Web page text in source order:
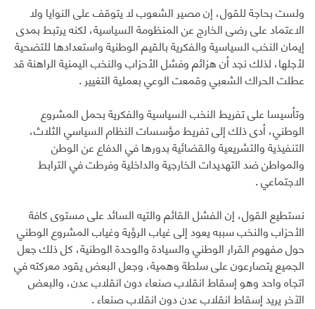
ولست بحاجة للقول، إن مصير الشعوب لا يتوقف على النوايا ولا
الاعتماد على رضى الخارج عن المنظومة السياسية، لكنه يرتبط بمدى
إيمان النخب السياسية والفكرية بالقيم الوطنية واستعدادها للتضحية
لأجلها، لذلك نجد أن هزائم وفشل الأحزاب والنخب اليمنية الراهنة قد
عطلت الحراك الشعبي وقمعت الوعي بعملية التغيير .
وتأسيسا على تفريط النخب السياسية والفكرية بحمل المشروع
الوطني، أدى ذلك إلى تفريط مؤسسات النظام السياسي الثلاث،
التنفيذية والتشريعية والقضائية بدورها في الدفاع عن الوطن
والمواطن ضد التهديدات الخارجية والداخلية وفرطت في الترابط
الاجتماعي .
نستطيع القول، إن الفشل القائم والتيه السائد على مستوى كافة
الأحزاب والنخب سببه يعود إلى غياب الرؤية وغياب المشروع الوطني
حول مفهوم القرار الوطني والسيادة والوحدة الوطنية، كل ذلك جعل
الجميع يتصارعون على سلطة وهمية، وجعل البعض يقود معركته في
اتجاه واحد وهو إسقاط انقلاب صنعاء دون انقلاب عدن، والبعض
الآخر يريد إسقاط انقلاب عدن دون انقلاب صنعاء .